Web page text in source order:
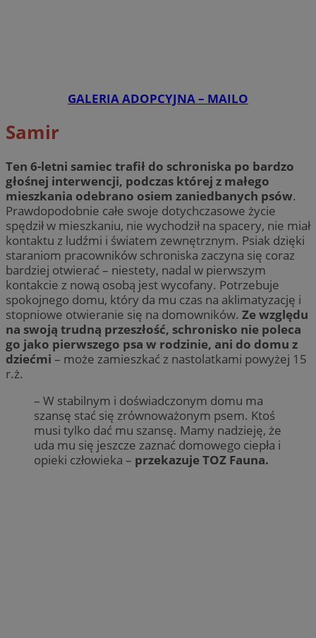
GALERIA ADOPCYJNA – MAILO
Samir
Ten 6-letni samiec trafił do schroniska po bardzo
głośnej interwencji, podczas której z małego
mieszkania odebrano osiem zaniedbanych psów.
Prawdopodobnie całe swoje dotychczasowe życie
spędził w mieszkaniu, nie wychodził na spacery, nie miał
kontaktu z ludźmi i światem zewnętrznym. Psiak dzięki
staraniom pracowników schroniska zaczyna się coraz
bardziej otwierać – niestety, nadal w pierwszym
kontakcie z nową osobą jest wycofany. Potrzebuje
spokojnego domu, który da mu czas na aklimatyzację i
stopniowe otwieranie się na domowników. Ze względu
na swoją trudną przeszłość, schronisko nie poleca
go jako pierwszego psa w rodzinie, ani do domu z
dziećmi – może zamieszkać z nastolatkami powyżej 15
r.ż.
– W stabilnym i doświadczonym domu ma
szansę stać się zrównoważonym psem. Ktoś
musi tylko dać mu szansę. Mamy nadzieję, że
uda mu się jeszcze zaznać domowego ciepła i
opieki człowieka – przekazuje TOZ Fauna.